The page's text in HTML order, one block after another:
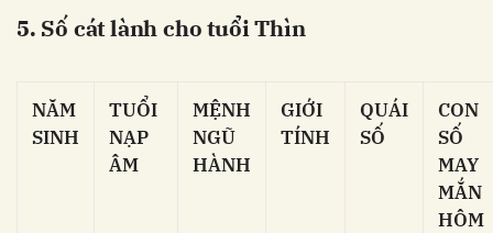
5. Số cát lành cho tuổi Thìn
NĂM
SINH
TUỔI
NẠP
ÂM
MỆNH
NGŨ
HÀNH
GIỚI
TÍNH
QUÁI
SỐ
CON
SỐ
MAY
MẮN
HÔM